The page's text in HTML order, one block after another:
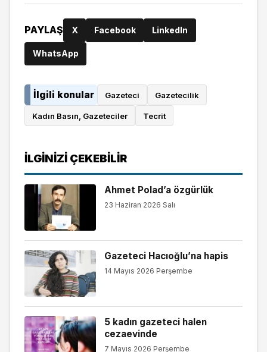
PAYLAŞ X Facebook LinkedIn
WhatsApp
İlgili konular Gazeteci Gazetecilik
Kadın Basın, Gazeteciler Tecrit
İLGINIZI ÇEKEBILIR
Ahmet Polad’a özgürlük
23 Haziran 2026 Salı
Gazeteci Hacıoğlu’na hapis
14 Mayıs 2026 Perşembe
5 kadın gazeteci halen
cezaevinde
7 Mayıs 2026 Perşembe